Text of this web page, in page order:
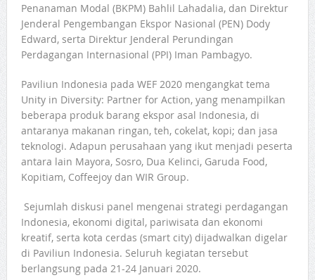
Penanaman Modal (BKPM) Bahlil Lahadalia, dan Direktur
Jenderal Pengembangan Ekspor Nasional (PEN) Dody
Edward, serta Direktur Jenderal Perundingan
Perdagangan Internasional (PPI) Iman Pambagyo.
Paviliun Indonesia pada WEF 2020 mengangkat tema
Unity in Diversity: Partner for Action, yang menampilkan
beberapa produk barang ekspor asal Indonesia, di
antaranya makanan ringan, teh, cokelat, kopi; dan jasa
teknologi. Adapun perusahaan yang ikut menjadi peserta
antara lain Mayora, Sosro, Dua Kelinci, Garuda Food,
Kopitiam, Coffeejoy dan WIR Group.
Sejumlah diskusi panel mengenai strategi perdagangan
Indonesia, ekonomi digital, pariwisata dan ekonomi
kreatif, serta kota cerdas (smart city) dijadwalkan digelar
di Paviliun Indonesia. Seluruh kegiatan tersebut
berlangsung pada 21-24 Januari 2020.